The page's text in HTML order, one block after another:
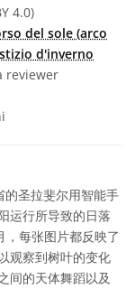
4.0)
del sole (arco
d'inverno
reviewer
的圣拉斐尔用智能手
运行所导致的日落
每张图片都反映了
观察到树叶的变化
间的天体舞蹈以及